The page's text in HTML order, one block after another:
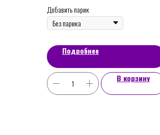
Добавить парик
Подробнее
В корзину